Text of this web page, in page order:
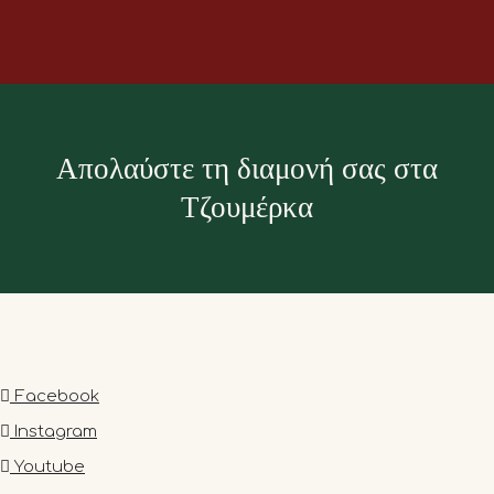
Απολαύστε τη διαμονή σας στα
Τζουμέρκα
Facebook
Instagram
Youtube